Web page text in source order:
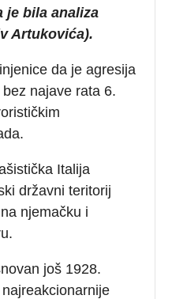
je bila analiza
Artukovića).
da je agresija
najave rata 6.
Italija
državni teritorij
njemačku i
još 1928.